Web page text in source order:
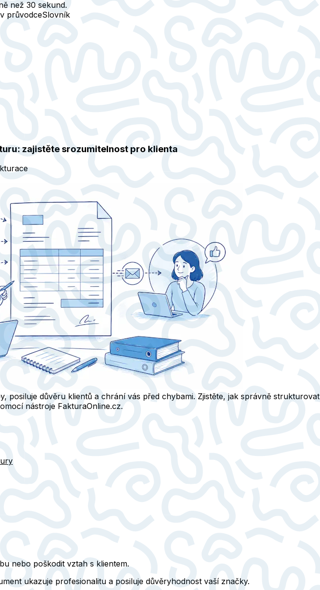
než 30 sekund.
průvodceSlovník
zajistěte srozumitelnost pro klienta
posiluje důvěru klientů a chrání vás před chybami. Zjistěte, jak správně
nástroje FakturaOnline.cz.
nebo poškodit vztah s klientem.
ukazuje profesionalitu a posiluje důvěryhodnost vaší značky.